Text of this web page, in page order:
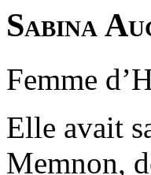
Sabina
Femme
Elle avait
Memnon,